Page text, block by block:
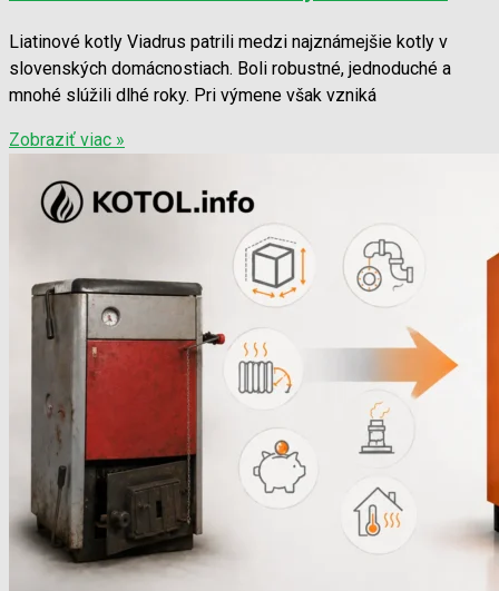
Liatinové kotly Viadrus patrili medzi najznámejšie kotly v
slovenských domácnostiach. Boli robustné, jednoduché a
mnohé slúžili dlhé roky. Pri výmene však vzniká
Zobraziť viac »